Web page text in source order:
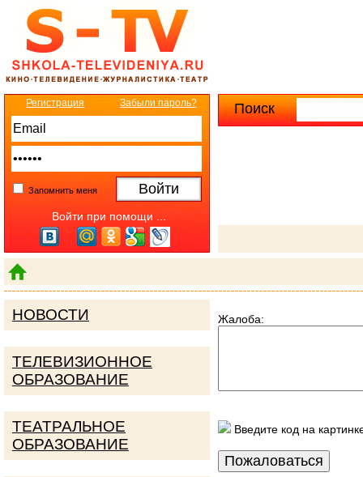
Поиск
Регистрация Забыли пароль?
Запомнить меня
Войти при помощи ...
Жалоба:
Введите код на
НОВОСТИ
ТЕЛЕВИЗИОННОЕ
ОБРАЗОВАНИЕ
ТЕАТРАЛЬНОЕ
ОБРАЗОВАНИЕ